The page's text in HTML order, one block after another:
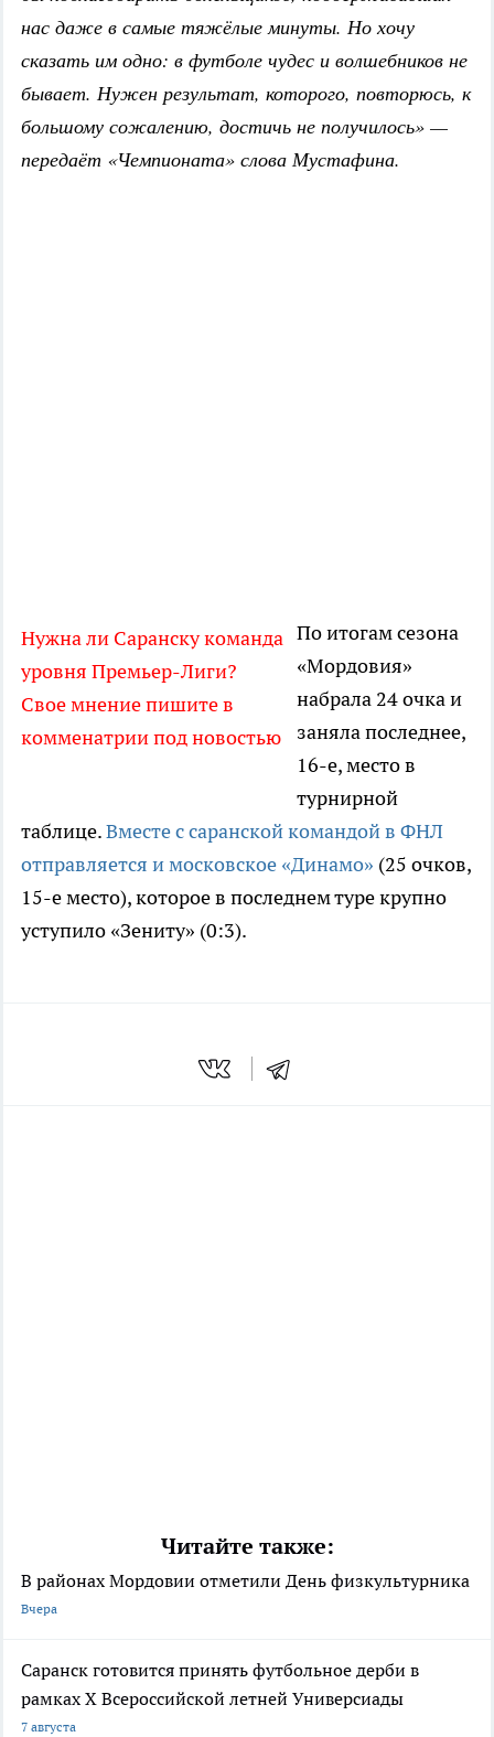
нас даже в самые тяжёлые минуты. Но хочу
сказать им одно: в футболе чудес и волшебников не
бывает. Нужен результат, которого, повторюсь, к
большому сожалению, достичь не получилось» —
передаёт «Чемпионата» слова Мустафина.
Нужна ли Саранску команда
уровня Премьер-Лиги?
Свое мнение пишите в
комменатрии под новостью
По итогам сезона
«Мордовия»
набрала 24 очка и
заняла последнее,
16-е, место в
турнирной
таблице.Вместе с саранской командой в ФНЛ
отправляется и московское «Динамо» (25 очков,
15-е место), которое в последнем туре крупно
уступило «Зениту» (0:3).
Читайте также:
В районах Мордовии отметили День физкультурника
Вчера
Саранск готовится принять футбольное дерби в
рамках X Всероссийской летней Универсиады
7 августа